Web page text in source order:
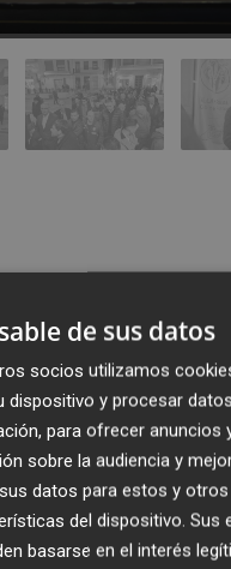
de sus datos
socios utilizamos
dispositivo y procesar
para ofrecer
sobre la audiencia y
datos para estos y
del dispositivo. Sus
basarse en el interés